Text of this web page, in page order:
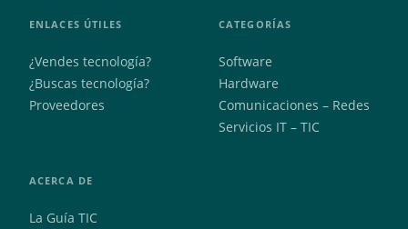
ENLACES ÚTILES
¿Vendes tecnología?
¿Buscas tecnología?
Proveedores
CATEGORÍAS
Software
Hardware
Comunicaciones – Redes
Servicios IT – TIC
ACERCA DE
La Guía TIC